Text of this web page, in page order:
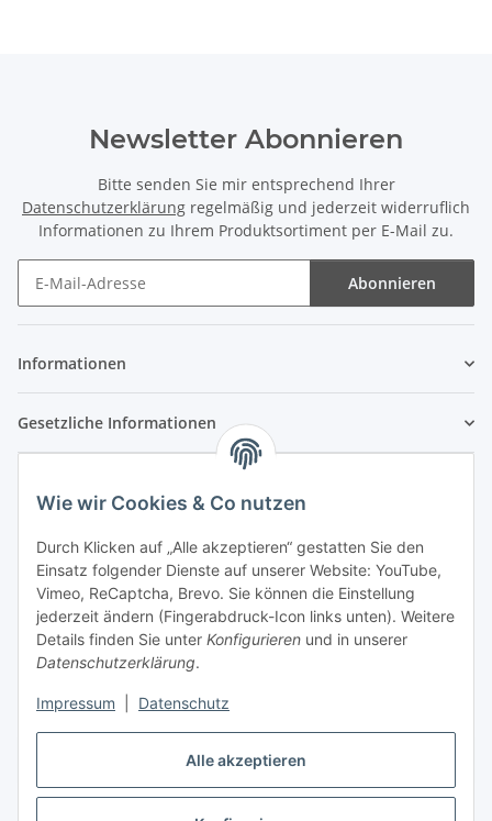
Alle akzeptieren
Wie wir Cookies & Co nutzen
Durch Klicken auf „Alle akzeptieren“ gestatten Sie den
Einsatz folgender Dienste auf unserer Website: YouTube,
Vimeo, ReCaptcha, Brevo. Sie können die Einstellung
jederzeit ändern (Fingerabdruck-Icon links unten). Weitere
Details finden Sie unter Konfigurieren und in unserer
Datenschutzerklärung.
Impressum Datenschutz
Newsletter Abonnieren
Bitte senden Sie mir entsprechend Ihrer
Datenschutzerklärung regelmäßig und jederzeit widerruflich
Informationen zu Ihrem Produktsortiment per E-Mail zu.
Abonnieren
Informationen
Gesetzliche Informationen
Vertrag widerrufen